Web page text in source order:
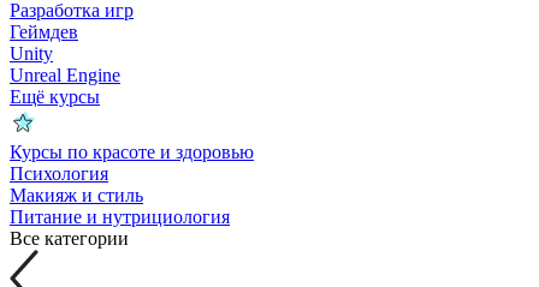
Разработка игр
Геймдев
Unity
Unreal Engine
Ещё курсы
Курсы по красоте и здоровью
Психология
Макияж и стиль
Питание и нутрициология
Все категории